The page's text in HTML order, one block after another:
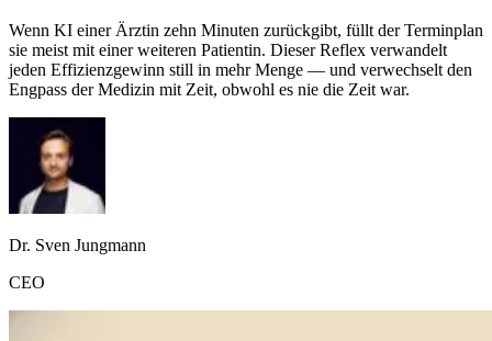
Wenn KI einer Ärztin zehn Minuten zurückgibt, füllt der Terminplan
sie meist mit einer weiteren Patientin. Dieser Reflex verwandelt
jeden Effizienzgewinn still in mehr Menge — und verwechselt den
Engpass der Medizin mit Zeit, obwohl es nie die Zeit war.
Dr. Sven Jungmann
CEO